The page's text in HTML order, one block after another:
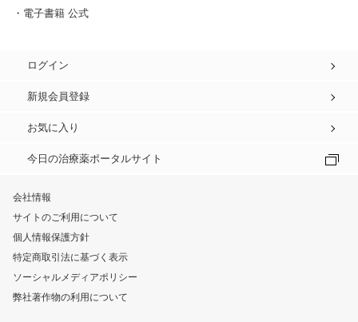
・電子書籍 公式
ログイン
新規会員登録
お気に入り
今日の治療薬ポータルサイト
会社情報
サイトのご利用について
個人情報保護方針
特定商取引法に基づく表示
ソーシャルメディアポリシー
弊社著作物の利用について